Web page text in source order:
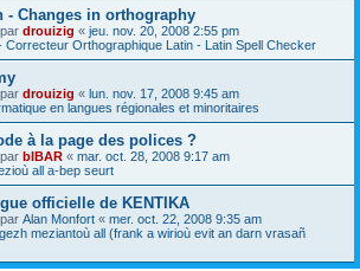
- Changes in orthography
drouizig « jeu. nov. 20, 2008 2:55 pm
Correcteur Orthographique Latin - Latin Spell Checker
drouizig « lun. nov. 17, 2008 9:45 am
en langues régionales et minoritaires
à la page des polices ?
bIBAR « mar. oct. 28, 2008 9:17 am
all a-bep seurt
officielle de KENTIKA
Alan Monfort « mer. oct. 22, 2008 9:35 am
meziantoù all (frank a wirioù evit an darn vrasañ